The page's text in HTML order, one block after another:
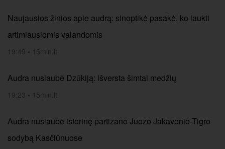
Naujausios žinios apie audrą: sinoptikė pasakė, ko laukti
artimiausiomis valandomis
19:49 • 15min.lt
Audra nusiaubė Dzūkiją: išversta šimtai medžių
19:23 • 15min.lt
Audra nusiaubė istorinę partizano Juozo Jakavonio-Tigro
sodybą Kasčiūnuose